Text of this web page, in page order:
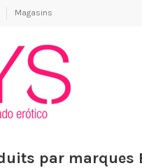
Magasins
par marques